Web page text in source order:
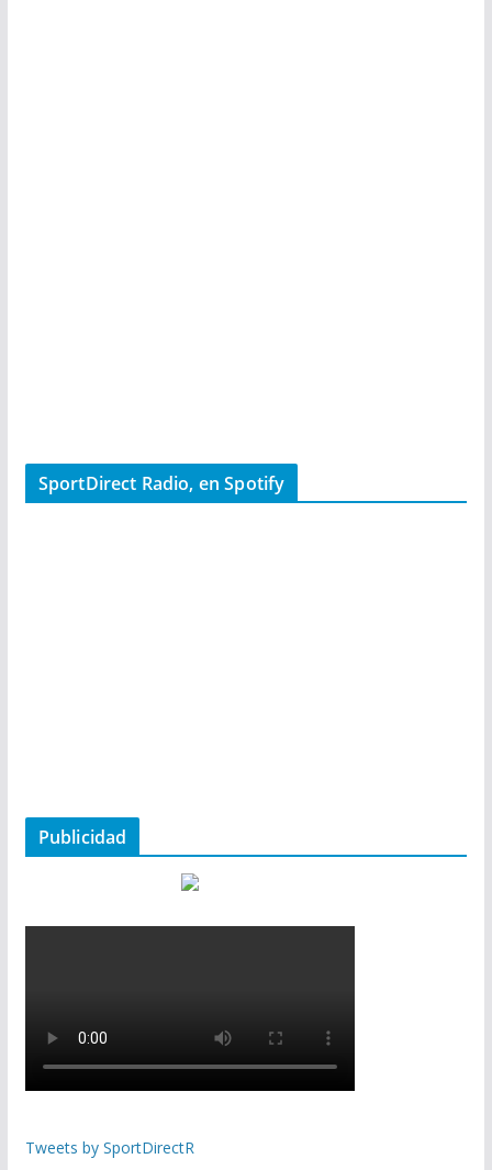
SportDirect Radio, en Spotify
Publicidad
Tweets by SportDirectR